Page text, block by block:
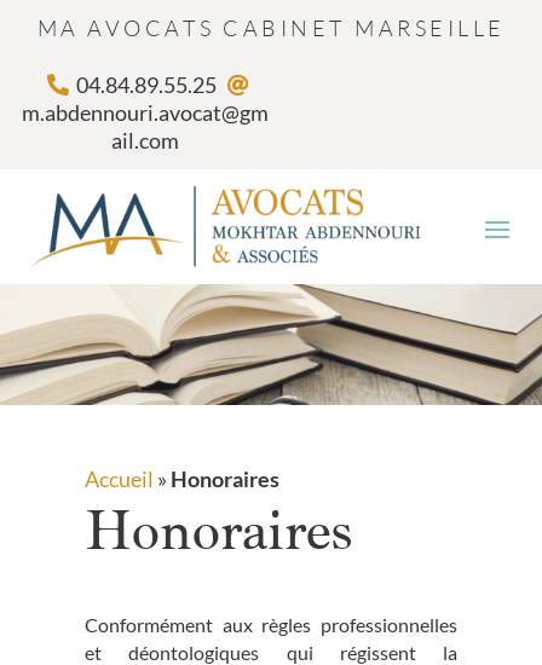
MA AVOCATS CABINET MARSEILLE
04.84.89.55.25
m.abdennouri.avocat@gm
ail.com
Accueil » Honoraires
Honoraires
Conformément aux règles professionnelles
et déontologiques qui régissent la